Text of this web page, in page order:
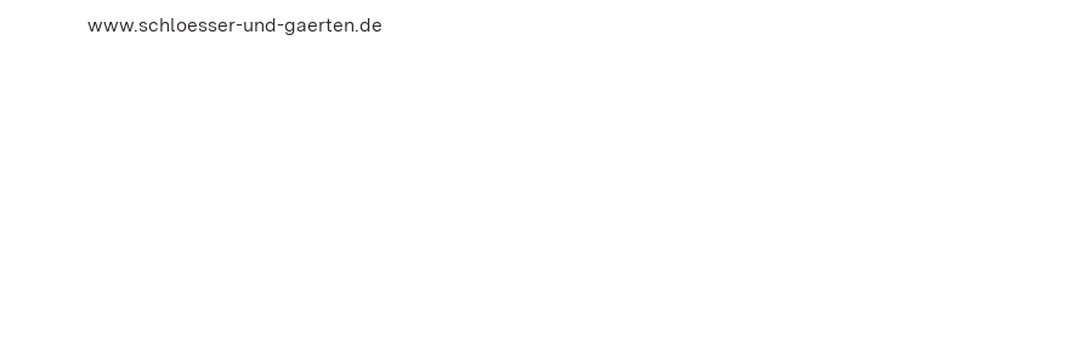
www.schloesser-und-gaerten.de